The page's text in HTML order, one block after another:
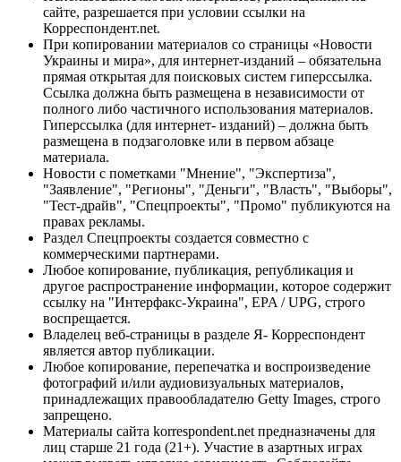
сайте, разрешается при условии ссылки на
Корреспондент.net.
При копировании материалов со страницы «Новости
Украины и мира», для интернет-изданий – обязательна
прямая открытая для поисковых систем гиперссылка.
Ссылка должна быть размещена в независимости от
полного либо частичного использования материалов.
Гиперссылка (для интернет- изданий) – должна быть
размещена в подзаголовке или в первом абзаце
материала.
Новости с пометками "Мнение", "Экспертиза",
"Заявление", "Регионы", "Деньги", "Власть", "Выборы",
"Тест-драйв", "Спецпроекты", "Промо" публикуются на
правах рекламы.
Раздел Спецпроекты создается совместно с
коммерческими партнерами.
Любое копирование, публикация, републикация и
другое распространение информации, которое содержит
ссылку на "Интерфакс-Украина", EPA / UPG, строго
воспрещается.
Владелец веб-страницы в разделе Я- Корреспондент
является автор публикации.
Любое копирование, перепечатка и воспроизведение
фотографий и/или аудиовизуальных материалов,
принадлежащих правообладателю Getty Images, строго
запрещено.
Материалы сайта korrespondent.net предназначены для
лиц старше 21 года (21+). Участие в азартных играх